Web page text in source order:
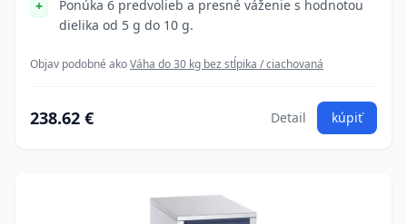
Ponúka 6 predvolieb a presné váženie s hodnotou
dielika od 5 g do 10 g.
Objav podobné akoVáha do 30 kg bez stĺpika / ciachovaná
238.62 € Detail kúpiť